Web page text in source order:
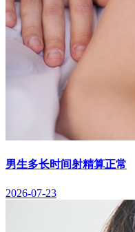
男生多长时间射精算正常
2026-07-23